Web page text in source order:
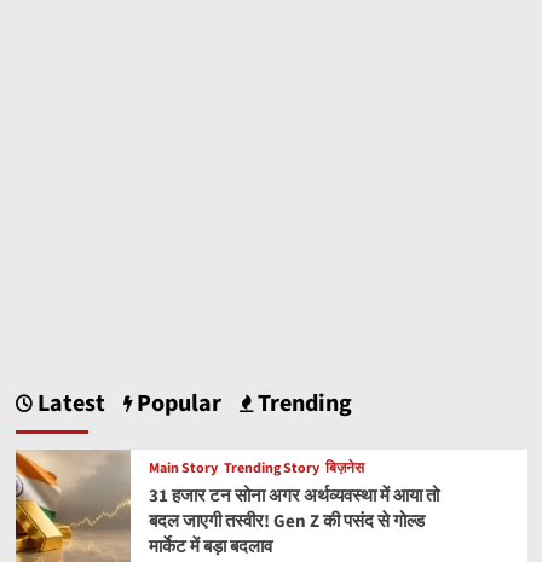
Latest Popular Trending
Main Story Trending Story बिज़नेस
31 हजार टन सोना अगर अर्थव्यवस्था में आया तो
बदल जाएगी तस्वीर! Gen Z की पसंद से गोल्ड
मार्केट में बड़ा बदलाव